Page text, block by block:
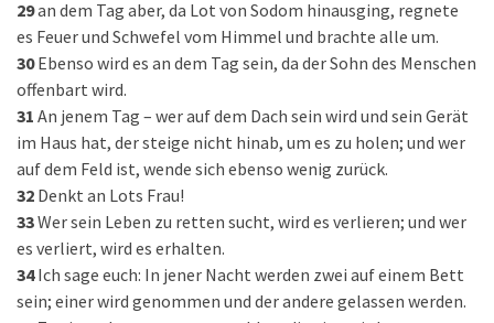
29an dem Tag aber, da Lot von Sodom hinausging, regnete
es Feuer und Schwefel vom Himmel und brachte alle um.
30 Ebenso wird es an dem Tag sein, da der Sohn des Menschen
offenbart wird.
31 An jenem Tag – wer auf dem Dach sein wird und sein Gerät
im Haus hat, der steige nicht hinab, um es zu holen; und wer
auf dem Feld ist, wende sich ebenso wenig zurück.
32 Denkt an Lots Frau!
33Wer sein Leben zu retten sucht, wird es verlieren; und wer
es verliert, wird es erhalten.
34 Ich sage euch: In jener Nacht werden zwei auf einem Bett
sein; einer wird genommen und der andere gelassen werden.